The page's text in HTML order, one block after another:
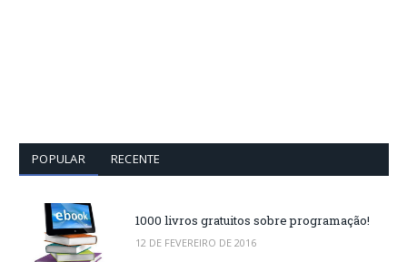
POPULAR RECENTE
1000 livros gratuitos sobre programação!
12 DE FEVEREIRO DE 2016